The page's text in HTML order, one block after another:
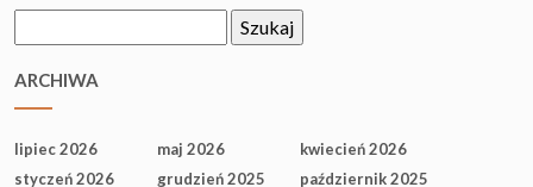
ARCHIWA
lipiec 2026 maj 2026
kwiecień 2026
styczeń 2026
grudzień 2025
październik 2025